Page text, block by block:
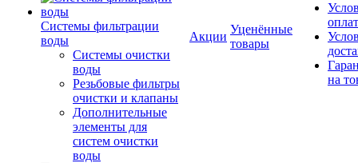
Системы фильтрации
воды
Системы очистки
воды
Резьбовые фильтры
очистки и клапаны
Дополнительные
элементы для
систем очистки
воды
Акции
Уценённые
товары
на